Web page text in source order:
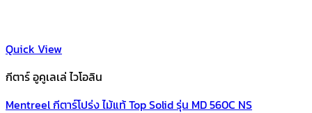
Quick View
กีตาร์ อูคูเลเล่ ไวโอลิน
Mentreel กีตาร์โปร่ง ไม้แท้ Top Solid รุ่น MD 560C NS